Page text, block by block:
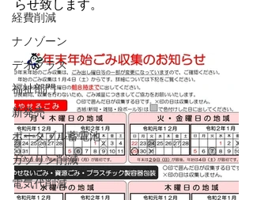
経費削減
ナノゾーン
デオグラス
福祉部門
新発売
ポータブル蓄電池
ガソリン削減
電気代削減
らせ致します。